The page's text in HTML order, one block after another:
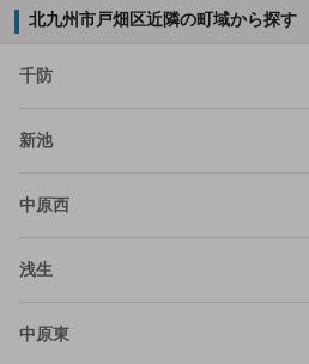
北九州市戸畑区近隣の町域から探す
千防
新池
中原西
浅生
中原東